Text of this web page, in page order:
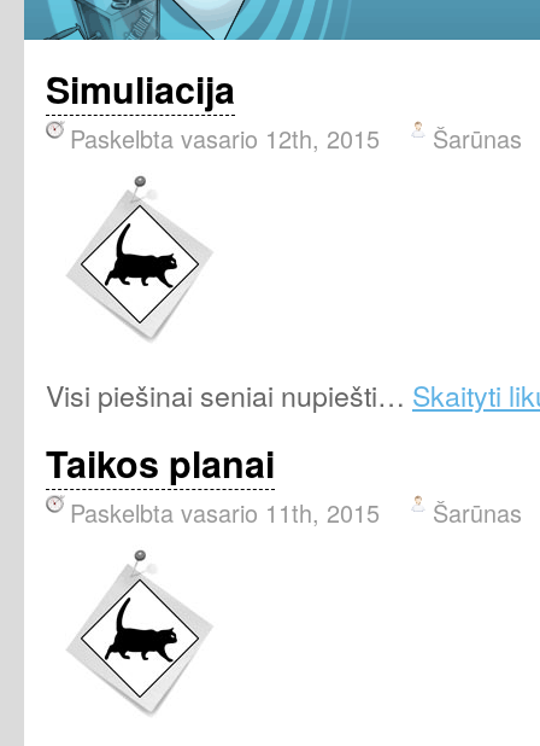
Simuliacija
Paskelbta vasario 12th, 2015 Šarūnas
Visi piešinai seniai nupiešti… Skaityti
Taikos planai
Paskelbta vasario 11th, 2015 Šarūnas